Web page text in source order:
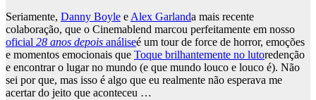
Seriamente, Danny Boyle eAlex Garlanda mais recente
colaboração, que o Cinemablend marcou perfeitamente em nosso
oficial 28 anos depois análiseé um tour de force de horror, emoções
e momentos emocionais que Toque brilhantemente no lutoredenção
e encontrar o lugar no mundo (e que mundo louco e louco é). Não
sei por que, mas isso é algo que eu realmente não esperava me
acertar do jeito que aconteceu …